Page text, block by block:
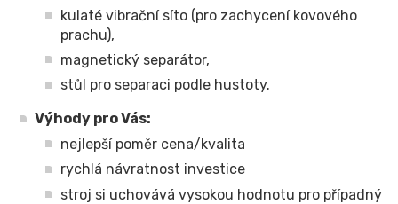
kulaté vibrační síto (pro zachycení kovového
prachu),
magnetický separátor,
stůl pro separaci podle hustoty.
Výhody pro Vás:
nejlepší poměr cena/kvalita
rychlá návratnost investice
stroj si uchovává vysokou hodnotu pro případný